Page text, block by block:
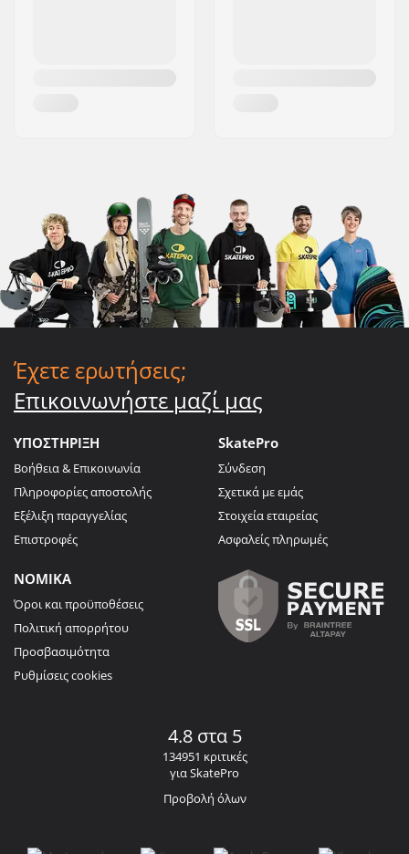
Έχετε ερωτήσεις;
Επικοινωνήστε μαζί μας
ΥΠΟΣΤΗΡΙΞΗ
Βοήθεια & Επικοινωνία
Πληροφορίες αποστολής
Εξέλιξη παραγγελίας
Επιστροφές
SkatePro
Σύνδεση
Σχετικά με εμάς
Στοιχεία εταιρείας
Ασφαλείς πληρωμές
ΝΟΜΙΚΑ
Όροι και προϋποθέσεις
Πολιτική απορρήτου
Προσβασιμότητα
Ρυθμίσεις cookies
4.8 στα 5
134951 κριτικές
για SkatePro
Προβολή όλων